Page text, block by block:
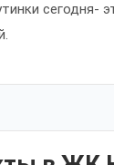
сегодня-